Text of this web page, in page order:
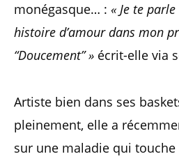
monégasque… : « Je te
histoire d’amour dans mon
“Doucement” » écrit-elle via
Artiste bien dans ses
pleinement, elle a
sur une maladie qui